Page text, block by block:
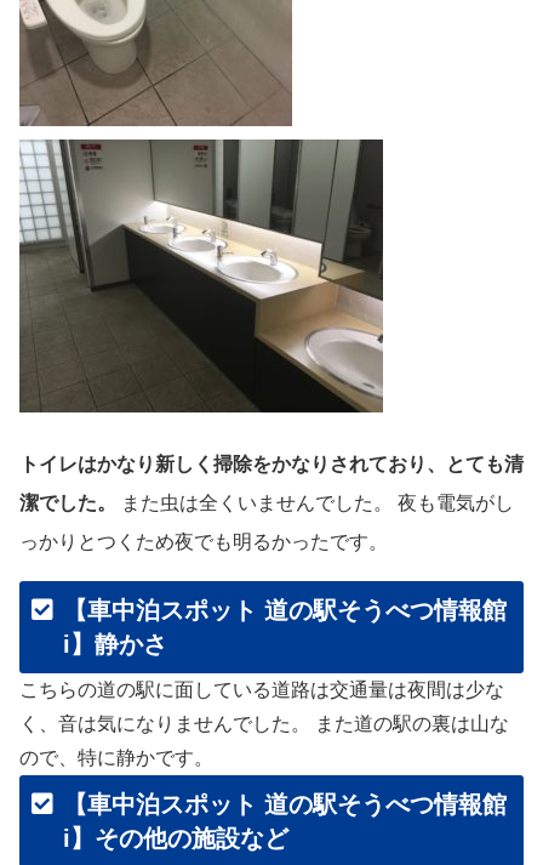
トイレはかなり新しく 掃除をかなりされており、とても清
潔でした。
また虫は全くいませんでした。 夜も電気がし
っかりとつくため夜でも明るかったです。
【車中泊スポット 道の駅そうべつ情報館
i】静かさ
こちらの道の駅に面している道路は交通量は夜間は少な
く、音は気になりませんでした。 また道の駅の裏は山な
ので、特に静かです。
【車中泊スポット 道の駅そうべつ情報館
i】その他の施設など